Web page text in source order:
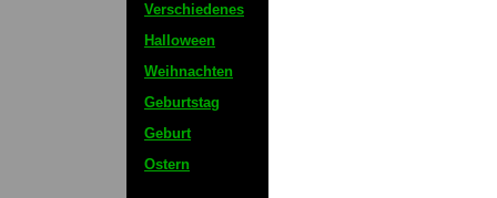
Verschiedenes
Halloween
Weihnachten
Geburtstag
Geburt
Ostern